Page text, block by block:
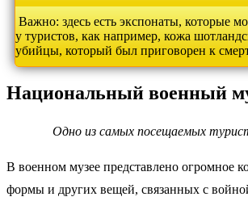
Важно: здесь есть экспонаты, которые
у туристов, как например, кожа
убийцы, который был приговорен к
Национальный военный
Одно из самых посещаемых
В военном музее представлено огромное
формы и других вещей, связанных с